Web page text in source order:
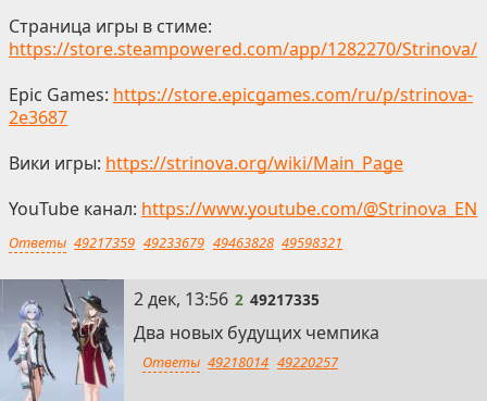
Страница игры в стиме:
https://store.steampowered.com/app/1282270/Strinova/
Epic Games: https://store.epicgames.com/ru/p/strinova-
2e3687
Вики игры: https://strinova.org/wiki/Main_Page
YouTube канал: https://www.youtube.com/@Strinova_EN
Ответы 49217359 49233679 49463828 49598321
2
2 дек, 13:56 2 49217335
Два новых будущих чемпика
Ответы 49218014 49220257